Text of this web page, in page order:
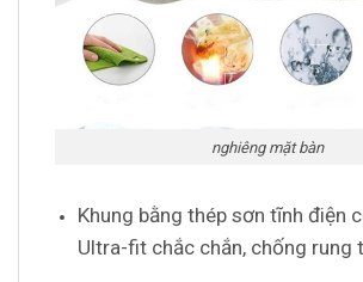
nghiêng mặt bàn
Khung bằng thép sơn tĩnh điện
Ultra-fit chắc chắn, chống rung